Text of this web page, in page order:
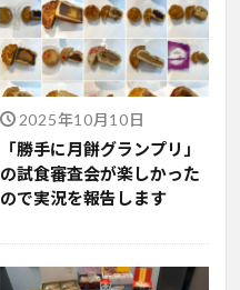
2025年10月10日
「勝手に月餅グランプリ」
の試食審査会が楽しかった
ので実況を報告します